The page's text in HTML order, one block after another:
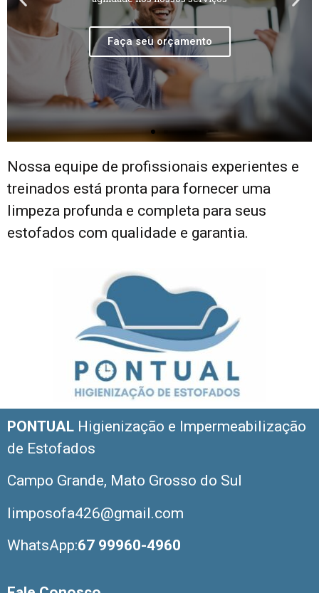
Nossa equipe de profissionais experientes e
treinados está pronta para fornecer uma
limpeza profunda e completa para seus
estofados com qualidade e garantia.
PONTUAL Higienização e Impermeabilização
de Estofados
Campo Grande, Mato Grosso do Sul
limposofa426@gmail.com
WhatsApp:67 99960-4960